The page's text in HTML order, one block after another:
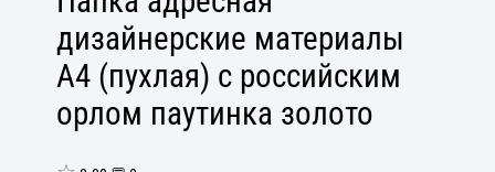
дизайнерские материалы
А4 (пухлая) с российским
орлом паутинка золото